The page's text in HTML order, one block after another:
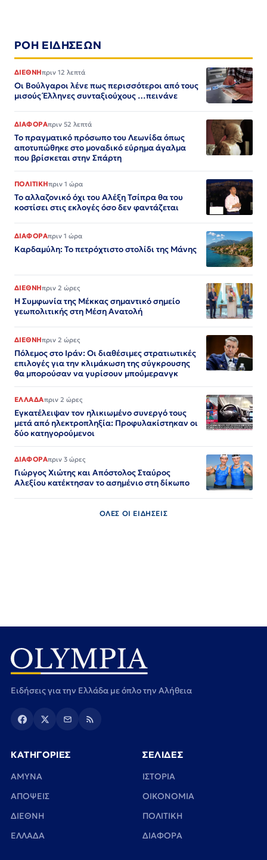
ΡΟΗ ΕΙΔΗΣΕΩΝ
ΔΙΕΘΝΗπριν 12 λεπτά
Οι Βούλγαροι λένε πως περισσότεροι από τους
μισούς Έλληνες συνταξιούχους …πεινάνε
ΔΙΑΦΟΡΑπριν 52 λεπτά
Το πραγματικό πρόσωπο του Λεωνίδα όπως
αποτυπώθηκε στο μοναδικό εύρημα άγαλμα
που βρίσκεται στην Σπάρτη
ΠΟΛΙΤΙΚΗπριν 1 ώρα
Το αλλαζονικό όχι του Αλέξη Τσίπρα θα του
κοστίσει στις εκλογές όσο δεν φαντάζεται
ΔΙΑΦΟΡΑπριν 1 ώρα
Καρδαμύλη: Το πετρόχτιστο στολίδι της Μάνης
ΔΙΕΘΝΗπριν 2 ώρες
Η Συμφωνία της Μέκκας σημαντικό σημείο
γεωπολιτικής στη Μέση Ανατολή
ΔΙΕΘΝΗπριν 2 ώρες
Πόλεμος στο Ιράν: Οι διαθέσιμες στρατιωτικές
επιλογές για την κλιμάκωση της σύγκρουσης
θα μπορούσαν να γυρίσουν μπούμερανγκ
ΕΛΛΑΔΑπριν 2 ώρες
Εγκατέλειψαν τον ηλικιωμένο συνεργό τους
μετά από ηλεκτροπληξία: Προφυλακίστηκαν οι
δύο κατηγορούμενοι
ΔΙΑΦΟΡΑπριν 3 ώρες
Γιώργος Χιώτης και Απόστολος Σταύρος
Αλεξίου κατέκτησαν το ασημένιο στη δίκωπο
ΟΛΕΣ ΟΙ ΕΙΔΗΣΕΙΣ
Ειδήσεις για την Ελλάδα με όπλο την Αλήθεια
ΚΑΤΗΓΟΡΙΕΣ
ΑΜΥΝΑ
ΑΠΟΨΕΙΣ
ΔΙΕΘΝΗ
ΕΛΛΑΔΑ
ΣΕΛΙΔΕΣ
ΙΣΤΟΡΙΑ
ΟΙΚΟΝΟΜΙΑ
ΠΟΛΙΤΙΚΗ
ΔΙΑΦΟΡΑ